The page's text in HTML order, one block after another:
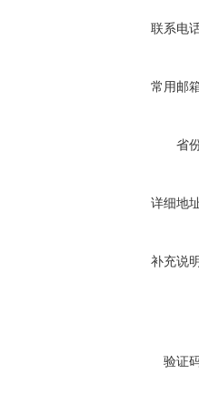
联系电
常用邮
省
详细地
补充说
验证